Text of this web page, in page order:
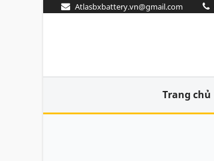
Atlasbxbattery.vn@gmail.com
Trang chủ